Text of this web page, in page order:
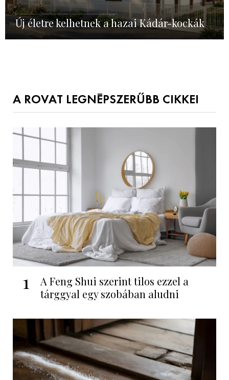
Új életre kelhetnek a hazai Kádár-kockák
A ROVAT LEGNÉPSZERŰBB CIKKEI
1
A Feng Shui szerint tilos ezzel a
tárggyal egy szobában aludni